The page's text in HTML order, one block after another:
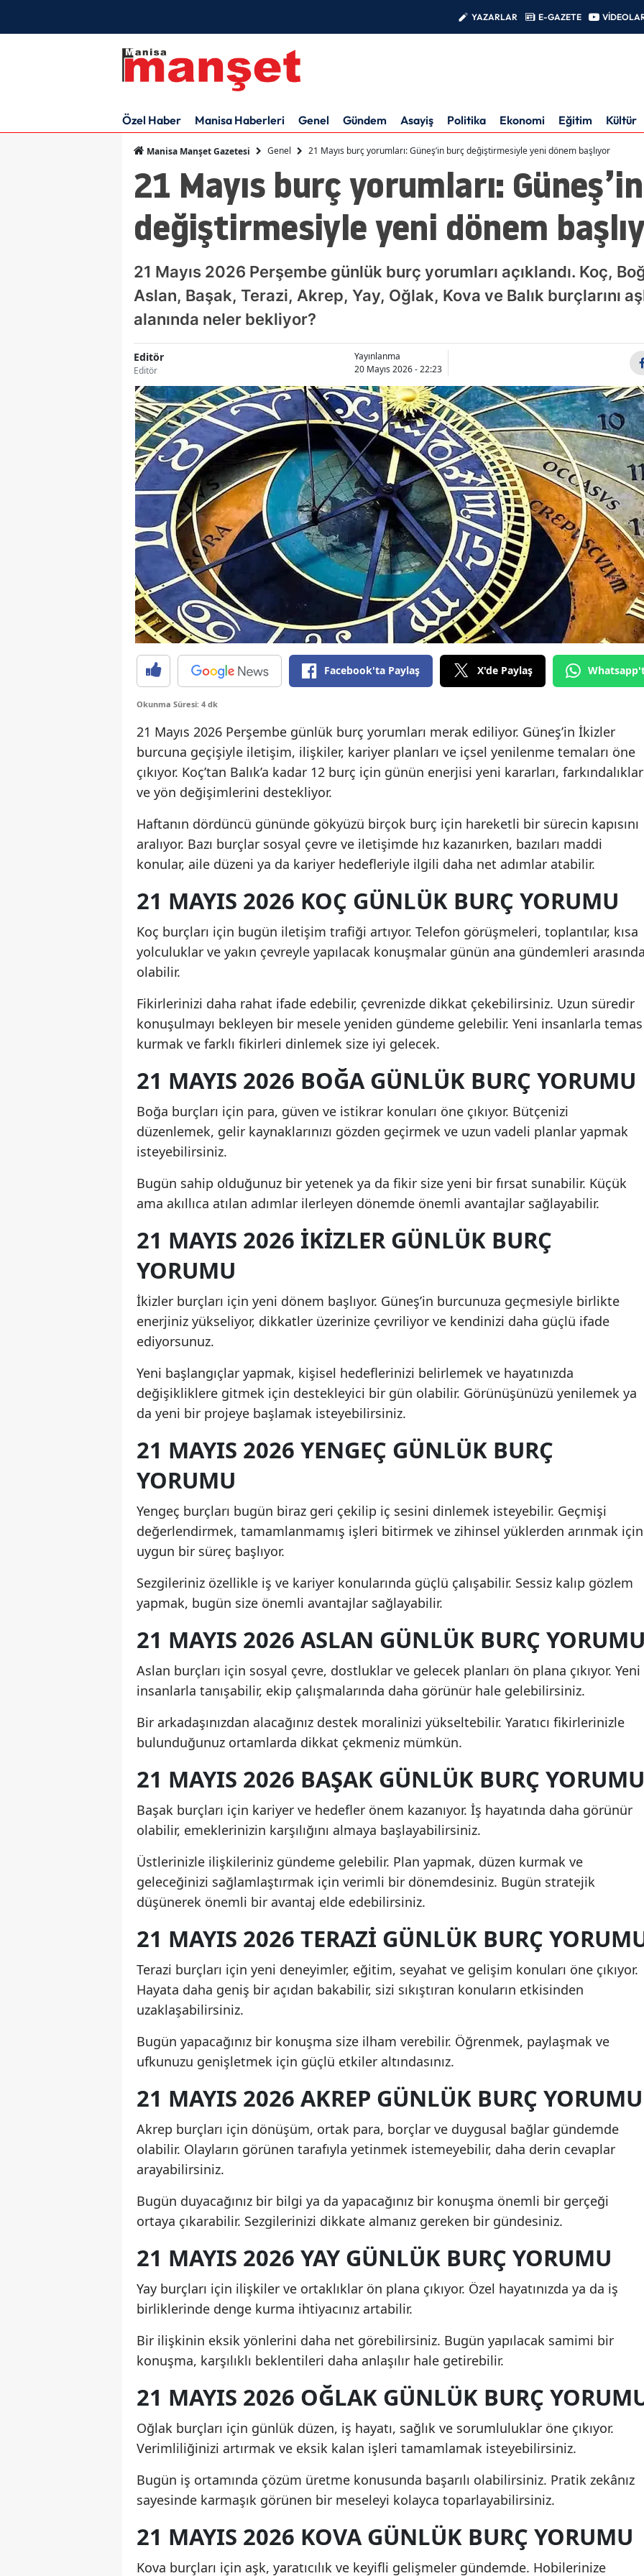
YAZARLAR E-GAZETE
Özel Haber Manisa Haberleri Genel Gündem Asayiş Politika Ekonomi Eğitim Kültür
Manisa Manşet Gazetesi Genel 21 Mayıs burç yorumları: Güneş’in burç değiştirmesiyle yeni dönem başlıyor
21 Mayıs burç yorumları:
değiştirmesiyle yeni dönem
21 Mayıs 2026 Perşembe günlük burç yorumları açıklandı. Koç,
Aslan, Başak, Terazi, Akrep, Yay, Oğlak, Kova ve Balık burçlarını
alanında neler bekliyor?
Editör
Editör
Yayınlanma
20 Mayıs 2026 - 22:23
Facebook'ta Paylaş X'de Paylaş
Okunma Süresi: 4 dk
21 Mayıs 2026 Perşembe günlük burç yorumları merak ediliyor. Güneş’in İkizler
burcuna geçişiyle iletişim, ilişkiler, kariyer planları ve içsel yenilenme temaları öne
çıkıyor. Koç’tan Balık’a kadar 12 burç için günün enerjisi yeni kararları,
ve yön değişimlerini destekliyor.
Haftanın dördüncü gününde gökyüzü birçok burç için hareketli bir sürecin kapısını
aralıyor. Bazı burçlar sosyal çevre ve iletişimde hız kazanırken, bazıları maddi
konular, aile düzeni ya da kariyer hedefleriyle ilgili daha net adımlar atabilir.
21 MAYIS 2026 KOÇ GÜNLÜK BURÇ YORUMU
Koç burçları için bugün iletişim trafiği artıyor. Telefon görüşmeleri, toplantılar, kısa
yolculuklar ve yakın çevreyle yapılacak konuşmalar günün ana gündemleri
olabilir.
Fikirlerinizi daha rahat ifade edebilir, çevrenizde dikkat çekebilirsiniz. Uzun süredir
konuşulmayı bekleyen bir mesele yeniden gündeme gelebilir. Yeni insanlarla temas
kurmak ve farklı fikirleri dinlemek size iyi gelecek.
21 MAYIS 2026 BOĞA GÜNLÜK BURÇ YORUMU
Boğa burçları için para, güven ve istikrar konuları öne çıkıyor. Bütçenizi
düzenlemek, gelir kaynaklarınızı gözden geçirmek ve uzun vadeli planlar yapmak
isteyebilirsiniz.
Bugün sahip olduğunuz bir yetenek ya da fikir size yeni bir fırsat sunabilir. Küçük
ama akıllıca atılan adımlar ilerleyen dönemde önemli avantajlar sağlayabilir.
21 MAYIS 2026 İKİZLER GÜNLÜK BURÇ
YORUMU
İkizler burçları için yeni dönem başlıyor. Güneş’in burcunuza geçmesiyle birlikte
enerjiniz yükseliyor, dikkatler üzerinize çevriliyor ve kendinizi daha güçlü ifade
ediyorsunuz.
Yeni başlangıçlar yapmak, kişisel hedeflerinizi belirlemek ve hayatınızda
değişikliklere gitmek için destekleyici bir gün olabilir. Görünüşünüzü yenilemek ya
da yeni bir projeye başlamak isteyebilirsiniz.
21 MAYIS 2026 YENGEÇ GÜNLÜK BURÇ
YORUMU
Yengeç burçları bugün biraz geri çekilip iç sesini dinlemek isteyebilir. Geçmişi
değerlendirmek, tamamlanmamış işleri bitirmek ve zihinsel yüklerden arınmak için
uygun bir süreç başlıyor.
Sezgileriniz özellikle iş ve kariyer konularında güçlü çalışabilir. Sessiz kalıp gözlem
yapmak, bugün size önemli avantajlar sağlayabilir.
21 MAYIS 2026 ASLAN GÜNLÜK BURÇ
Aslan burçları için sosyal çevre, dostluklar ve gelecek planları ön plana çıkıyor. Yeni
insanlarla tanışabilir, ekip çalışmalarında daha görünür hale gelebilirsiniz.
Bir arkadaşınızdan alacağınız destek moralinizi yükseltebilir. Yaratıcı fikirlerinizle
bulunduğunuz ortamlarda dikkat çekmeniz mümkün.
21 MAYIS 2026 BAŞAK GÜNLÜK BURÇ YORUMU
Başak burçları için kariyer ve hedefler önem kazanıyor. İş hayatında daha görünür
olabilir, emeklerinizin karşılığını almaya başlayabilirsiniz.
Üstlerinizle ilişkileriniz gündeme gelebilir. Plan yapmak, düzen kurmak ve
geleceğinizi sağlamlaştırmak için verimli bir dönemdesiniz. Bugün stratejik
düşünerek önemli bir avantaj elde edebilirsiniz.
21 MAYIS 2026 TERAZİ GÜNLÜK BURÇ
Terazi burçları için yeni deneyimler, eğitim, seyahat ve gelişim konuları öne çıkıyor.
Hayata daha geniş bir açıdan bakabilir, sizi sıkıştıran konuların etkisinden
uzaklaşabilirsiniz.
Bugün yapacağınız bir konuşma size ilham verebilir. Öğrenmek, paylaşmak ve
ufkunuzu genişletmek için güçlü etkiler altındasınız.
21 MAYIS 2026 AKREP GÜNLÜK BURÇ YORUMU
Akrep burçları için dönüşüm, ortak para, borçlar ve duygusal bağlar gündemde
olabilir. Olayların görünen tarafıyla yetinmek istemeyebilir, daha derin cevaplar
arayabilirsiniz.
Bugün duyacağınız bir bilgi ya da yapacağınız bir konuşma önemli bir gerçeği
ortaya çıkarabilir. Sezgilerinizi dikkate almanız gereken bir gündesiniz.
21 MAYIS 2026 YAY GÜNLÜK BURÇ YORUMU
Yay burçları için ilişkiler ve ortaklıklar ön plana çıkıyor. Özel hayatınızda ya da iş
birliklerinde denge kurma ihtiyacınız artabilir.
Bir ilişkinin eksik yönlerini daha net görebilirsiniz. Bugün yapılacak samimi bir
konuşma, karşılıklı beklentileri daha anlaşılır hale getirebilir.
21 MAYIS 2026 OĞLAK GÜNLÜK BURÇ
Oğlak burçları için günlük düzen, iş hayatı, sağlık ve sorumluluklar öne çıkıyor.
Verimliliğinizi artırmak ve eksik kalan işleri tamamlamak isteyebilirsiniz.
Bugün iş ortamında çözüm üretme konusunda başarılı olabilirsiniz. Pratik zekânız
sayesinde karmaşık görünen bir meseleyi kolayca toparlayabilirsiniz.
21 MAYIS 2026 KOVA GÜNLÜK BURÇ YORUMU
Kova burçları için aşk, yaratıcılık ve keyifli gelişmeler gündemde. Hobilerinize